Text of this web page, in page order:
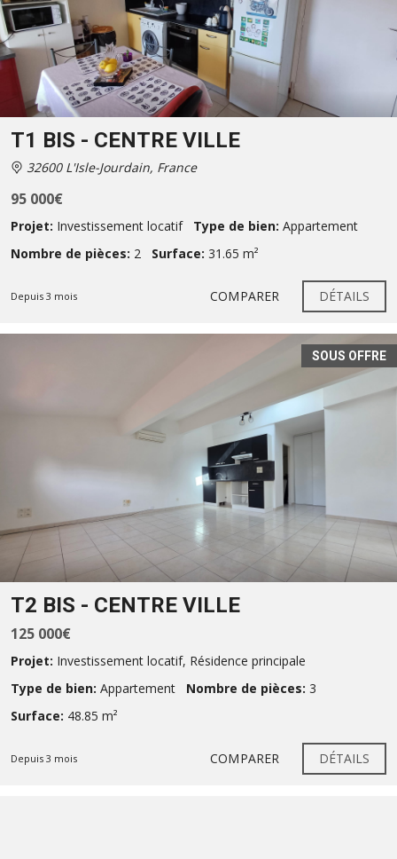
T1 BIS - CENTRE VILLE
32600 L'Isle-Jourdain, France
95 000€
Projet: Investissement locatif Type de bien: Appartement
Nombre de pièces: 2 Surface: 31.65 m²
Depuis 3 mois COMPARER DÉTAILS
SOUS OFFRE
T2 BIS - CENTRE VILLE
125 000€
Projet: Investissement locatif, Résidence principale
Type de bien: Appartement Nombre de pièces: 3
Surface: 48.85 m²
Depuis 3 mois COMPARER DÉTAILS